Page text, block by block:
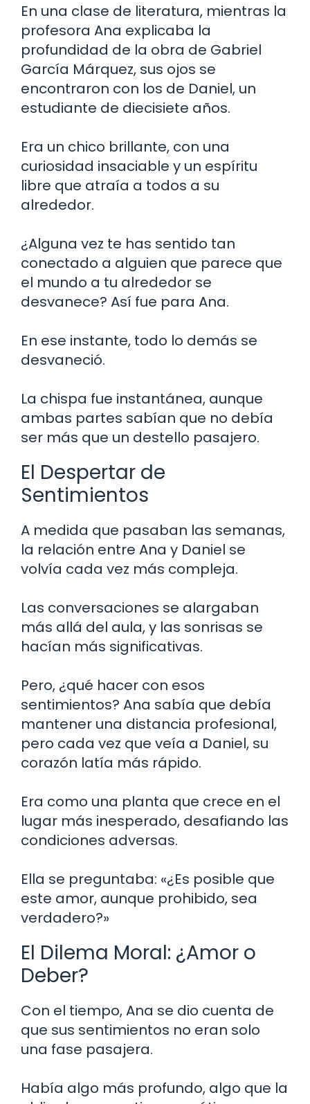
En una clase de literatura, mientras la
profesora Ana explicaba la
profundidad de la obra de Gabriel
García Márquez, sus ojos se
encontraron con los de Daniel, un
estudiante de diecisiete años.
Era un chico brillante, con una
curiosidad insaciable y un espíritu
libre que atraía a todos a su
alrededor.
¿Alguna vez te has sentido tan
conectado a alguien que parece que
el mundo a tu alrededor se
desvanece? Así fue para Ana.
En ese instante, todo lo demás se
desvaneció.
La chispa fue instantánea, aunque
ambas partes sabían que no debía
ser más que un destello pasajero.
El Despertar de
Sentimientos
A medida que pasaban las semanas,
la relación entre Ana y Daniel se
volvía cada vez más compleja.
Las conversaciones se alargaban
más allá del aula, y las sonrisas se
hacían más significativas.
Pero, ¿qué hacer con esos
sentimientos? Ana sabía que debía
mantener una distancia profesional,
pero cada vez que veía a Daniel, su
corazón latía más rápido.
Era como una planta que crece en el
lugar más inesperado, desafiando las
condiciones adversas.
Ella se preguntaba: «¿Es posible que
este amor, aunque prohibido, sea
verdadero?»
El Dilema Moral: ¿Amor o
Deber?
Con el tiempo, Ana se dio cuenta de
que sus sentimientos no eran solo
una fase pasajera.
Había algo más profundo, algo que la